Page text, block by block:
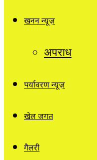
खनन न्यूज़
अपराध
पर्यावरण न्यूज़
खेल जगत
गैलरी